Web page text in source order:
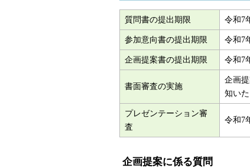
質問書の提出期限 令和7
参加意向書の提出期限 令和7
企画提案書の提出期限 令和7
書面審査の実施
企画
知いた
プレゼンテーション審
査
令和7
企画提案に係る質問